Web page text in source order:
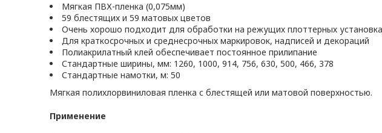
Мягкая ПВХ-пленка (0,075мм)
59 блестящих и 59 матовых цветов
Очень хорошо подходит для обработки на режущих плоттерных
Для краткосрочных и среднесрочных маркировок, надписей и декораций
Полиакрилатный клей обеспечивает постоянное прилипание
Стандартные ширины, мм: 1260, 1000, 914, 756, 630, 500, 466, 378
Стандартные намотки, м: 50
Мягкая полихлорвиниловая пленка с блестящей или матовой поверхностью.
Применение